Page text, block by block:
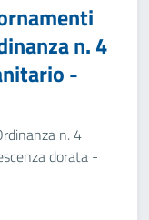
n. 4
-
n. 4
dorata -